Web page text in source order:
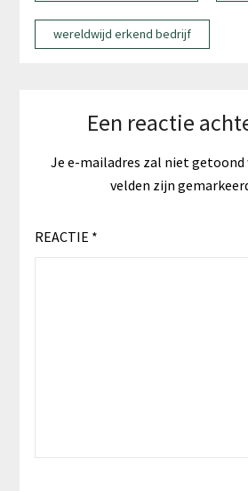
wereldwijd erkend bedrijf
Een reactie
Je e-mailadres zal niet getoond
velden zijn
REACTIE *